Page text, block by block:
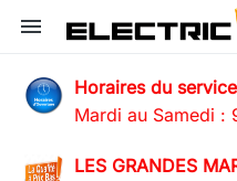
menu
Horaires du
Mardi au Samedi :
LES GRANDES